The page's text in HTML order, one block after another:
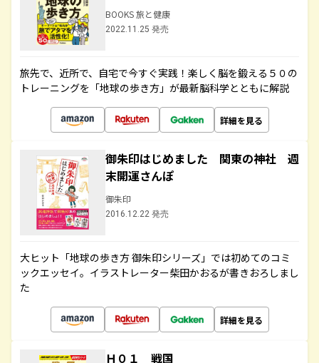
BOOKS 旅と健康
2022.11.25 発売
旅先で、近所で、自宅で今すぐ実践！楽しく脳を鍛える５０の
トレーニングを「地球の歩き方」が最新脳科学とともに解説
詳細を見る
御朱印はじめました 関東の神社 週
末開運さんぽ
御朱印
2016.12.22 発売
大ヒット「地球の歩き方 御朱印シリーズ」では初めてのコミ
ックエッセイ。イラストレーター柴田かおるが書きおろしまし
た
詳細を見る
Ｈ０１ 戦国